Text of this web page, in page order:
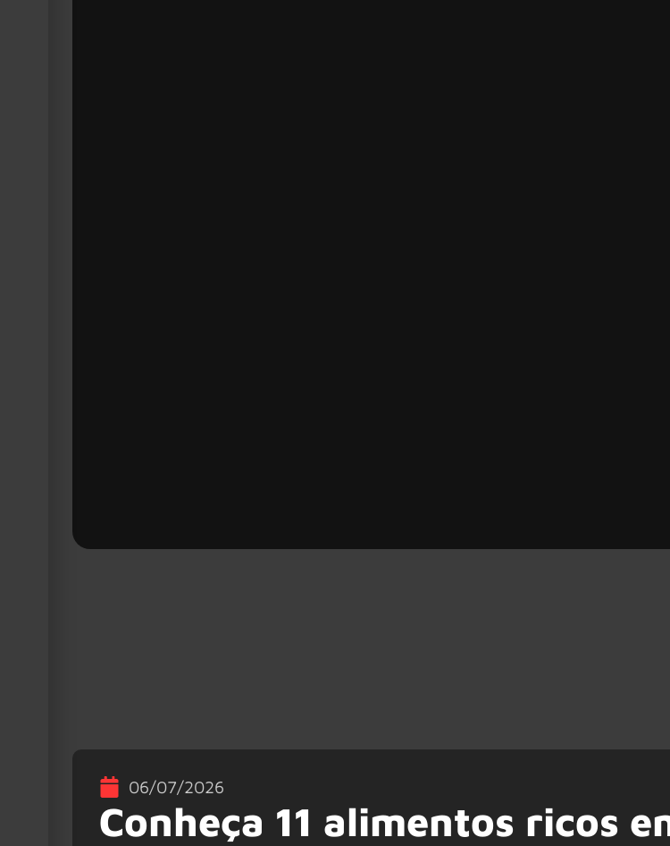
06/07/2026
Conheça 11 alimentos ricos